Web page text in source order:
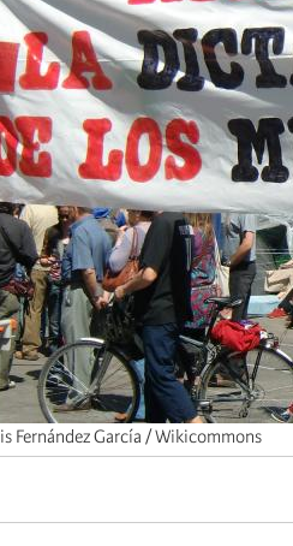
Fernández García / Wikicommons